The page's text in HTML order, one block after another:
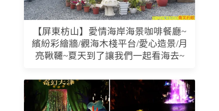
【屏東枋山】愛情海岸海景咖啡餐廳~
繽紛彩繪牆/觀海木棧平台/愛心造景/月
亮鞦韆~夏天到了讓我們一起看海去~